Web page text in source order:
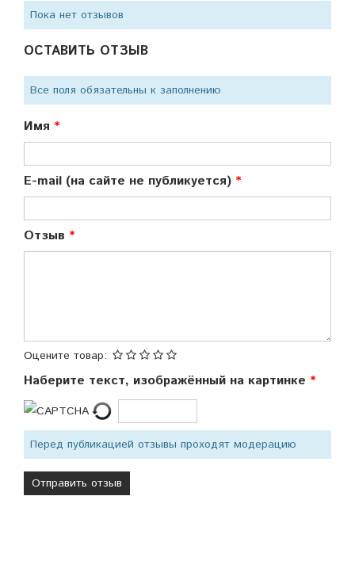
Пока нет отзывов
ОСТАВИТЬ ОТЗЫВ
Все поля обязательны к заполнению
Имя
E-mail (на сайте не публикуется)
Отзыв
Оцените товар:
Наберите текст, изображённый на картинке
Перед публикацией отзывы проходят модерацию